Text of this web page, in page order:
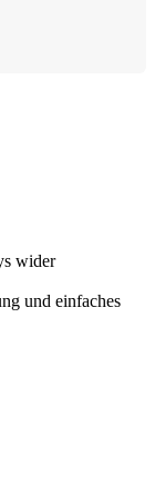
wider
und einfaches